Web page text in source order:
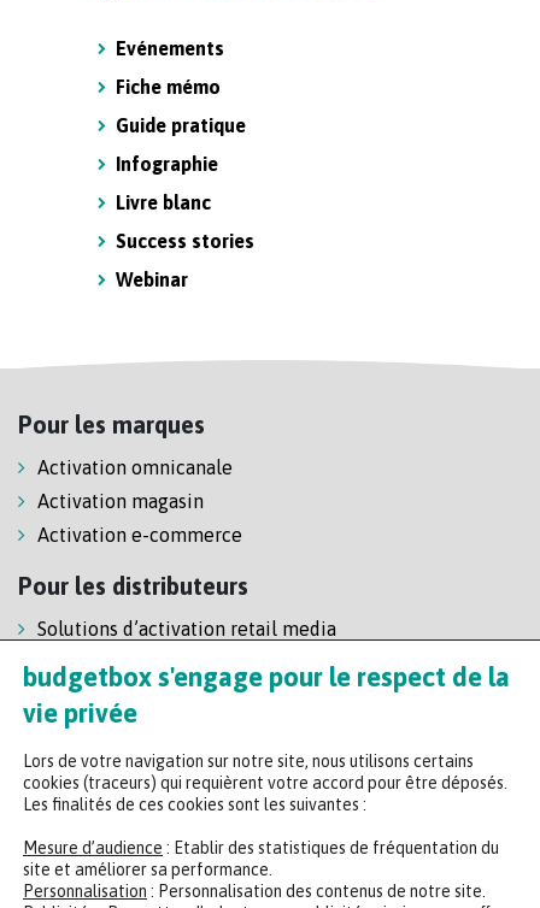
Evénements
Fiche mémo
Guide pratique
Infographie
Livre blanc
Success stories
Webinar
Pour les marques
Activation omnicanale
Activation magasin
Activation e-commerce
Pour les distributeurs
Solutions d’activation retail media
Solution de self-scanning
Régie enseigne
budgetbox s'engage pour le respect de la
vie privée
Lors de votre navigation sur notre site, nous utilisons certains
cookies (traceurs) qui requièrent votre accord pour être déposés.
Les finalités de ces cookies sont les suivantes :
Mesure d’audience : Etablir des statistiques de fréquentation du
site et améliorer sa performance.
Personnalisation : Personnalisation des contenus de notre site.